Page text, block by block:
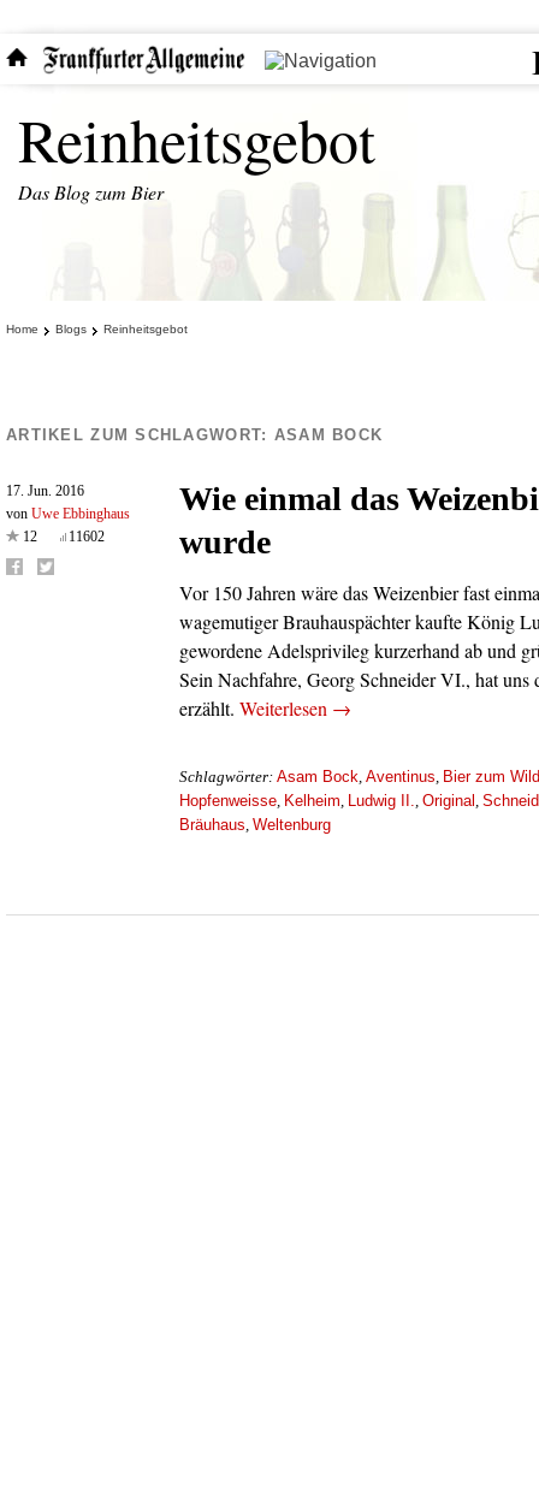
Reinheitsgebot
Das Blog zum Bier
Home Blogs Reinheitsgebot
ARTIKEL ZUM SCHLAGWORT: ASAM BOCK
17. Jun. 2016
von Uwe Ebbinghaus
12
11602
Wie einmal das
wurde
Vor 150 Jahren wäre das Weizenbier fast
wagemutiger Brauhauspächter kaufte König
gewordene Adelsprivileg kurzerhand ab und
Sein Nachfahre, Georg Schneider VI., hat uns
erzählt. Weiterlesen →
Schlagwörter: Asam Bock, Aventinus, Bier zum Wild
Hopfenweisse, Kelheim, Ludwig II., Original ,
Bräuhaus, Weltenburg